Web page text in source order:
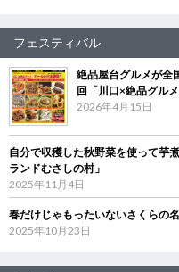
フェスティバル
絶品屋台グルメが全
回「川口×絶品グル
2026年4月15日
自分で収穫した秋野菜を使って芋
ランドむさしの村」
2025年11月4日
春だけじゃもったいないさくらの
2025年10月23日